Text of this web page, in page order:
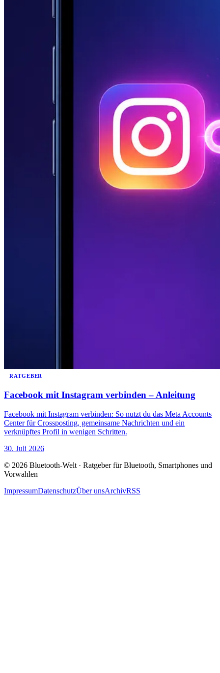
RATGEBER
Facebook mit Instagram verbinden – Anleitung
Facebook mit Instagram verbinden: So nutzt du das Meta Accounts
Center für Crossposting, gemeinsame Nachrichten und ein
verknüpftes Profil in wenigen Schritten.
30. Juli 2026
© 2026 Bluetooth-Welt · Ratgeber für Bluetooth, Smartphones und
Vorwahlen
ImpressumDatenschutzÜber unsArchivRSS